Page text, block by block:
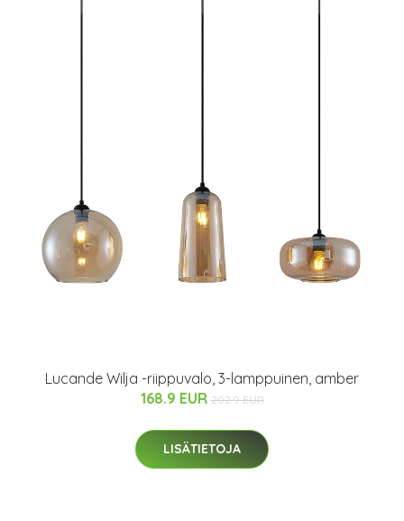
Lucande Wilja -riippuvalo, 3-lamppuinen, amber
168.9 EUR 202.9 EUR
LISÄTIETOJA